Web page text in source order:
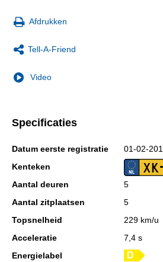
Afdrukken
Tell-A-Friend
Video
Specificaties
Datum eerste registratie
01-02-
Kenteken
Aantal deuren
5
Aantal zitplaatsen
5
Topsnelheid
229 km/u
Acceleratie
7,4 s
Energielabel